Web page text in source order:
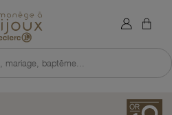
Retour à l'accueil du site
baptême...
×